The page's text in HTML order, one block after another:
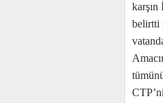
karşın
belirtti